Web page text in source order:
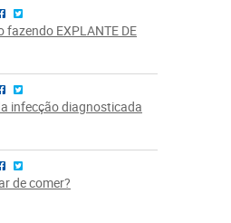
fazendo EXPLANTE DE
infecção diagnosticada
de comer?